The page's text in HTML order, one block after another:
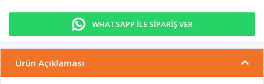
WHATSAPP İLE SİPARİŞ VER
Ürün Açıklaması